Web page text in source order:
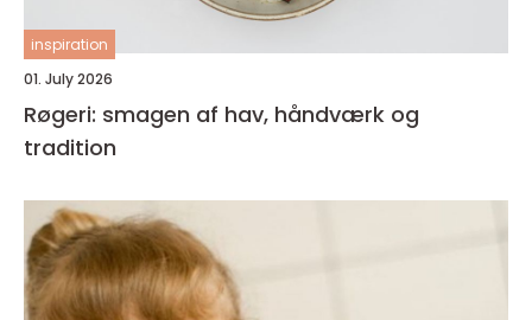
inspiration
01. July 2026
Røgeri: smagen af hav, håndværk og
tradition